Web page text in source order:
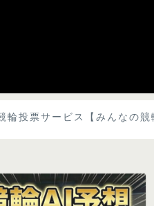
輪投票サービス【みんなの